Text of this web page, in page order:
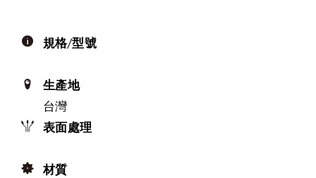
規格/型號
生產地
台灣
表面處理
材質